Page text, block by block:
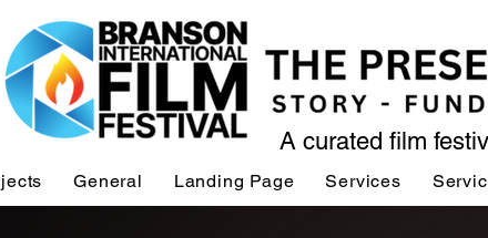
A curated film
General Landing Page Services